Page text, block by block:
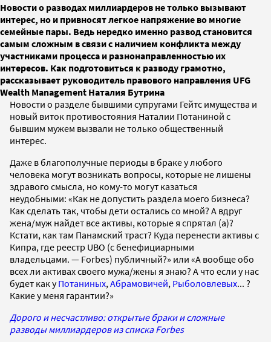
Новости о разводах миллиардеров не только вызывают
интерес, но и привносят легкое напряжение во многие
семейные пары. Ведь нередко именно развод становится
самым сложным в связи с наличием конфликта между
участниками процесса и разнонаправленностью их
интересов. Как подготовиться к разводу грамотно,
рассказывает руководитель правового направления UFG
Wealth Management Наталия Бутрина
Новости о разделе бывшими супругами Гейтс имущества и
новый виток противостояния Наталии Потаниной с
бывшим мужем вызвали не только общественный
интерес.
Даже в благополучные периоды в браке у любого
человека могут возникать вопросы, которые не лишены
здравого смысла, но кому-то могут казаться
неудобными: «Как не допустить раздела моего бизнеса?
Как сделать так, чтобы дети остались со мной? А вдруг
жена/муж найдет все активы, которые я спрятал (а)?
Кстати, как там Панамский траст? Куда перенести активы с
Кипра, где реестр UBO (с бенефициарными
владельцами. — Forbes) публичный?» или «А вообще обо
всех ли активах своего мужа/жены я знаю? А что если у нас
будет как уПотаниных, Абрамовичей, Рыболовлевых... ?
Какие у меня гарантии?»
Дорого и несчастливо: открытые браки и сложные
разводы миллиардеров из списка Forbes